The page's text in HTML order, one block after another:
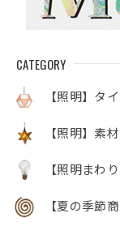
CATEGORY
【照明】タ
【照明】素
【照明まわ
【夏の季節商